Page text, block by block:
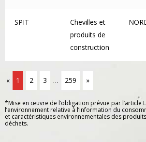
SPIT
Chevilles et
produits de
construction
« 1 2 3 … 259 »
*Mise en œuvre de l’obligation prévue par l’article
l’environnement relative à l’information du
et caractéristiques environnementales des
déchets.